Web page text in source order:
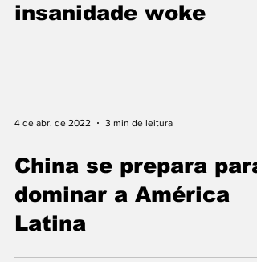
insanidade woke
4 de abr. de 2022 3 min de leitura
China se prepara para
dominar a América
Latina